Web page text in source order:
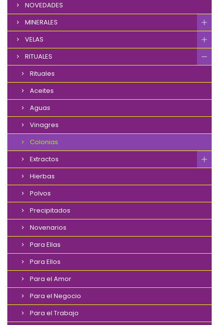
NOVEDADES
MINERALES
VELAS
RITUALES
Rituales
Aceites
Aguas
Vinagres
Colonias
Extractos
Hierbas
Polvos
Precipitados
Novenarios
Para Ellas
Para Ellos
Para el Amor
Para el Negocio
Para el Trabajo